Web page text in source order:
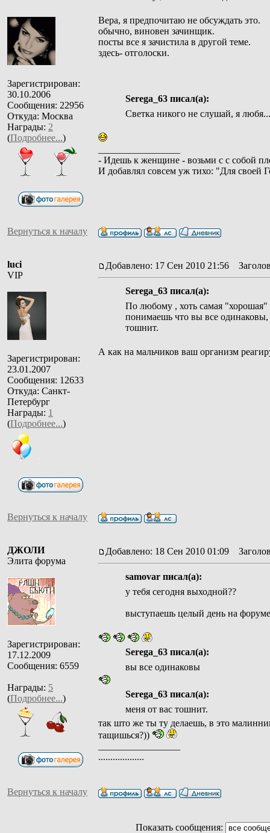
Зарегистрирован:
30.10.2006
Сообщения: 22956
Откуда: Москва
Награды: 2
(Подробнее...)
Вера, я предпочитаю не обсуждать это.
обычно, виновен зачинщик.
посты все я зачистила в другой теме.
здесь- отголоски.
Serega_63 писал(а):
Светка никого не слушай, я
- Идешь к женщине - возьми с с собой
И добавлял совсем уж тихо: "Для своей
Вернуться к началу
luci
VIP
Зарегистрирован:
23.01.2007
Сообщения: 12633
Откуда: Санкт-
Петербург
Награды: 1
(Подробнее...)
Добавлено: 17 Сен 2010 21:56
Serega_63 писал(а):
По любому , хоть самая "хорошая"
понимаешь что вы все
тошнит.
А как на мальчиков ваш организм
Вернуться к началу
ДЖОЛИ
Элита форума
Зарегистрирован:
17.12.2009
Сообщения: 6559
Награды: 5
(Подробнее...)
Добавлено: 18 Сен 2010 01:09
samovar писал(а):
у тебя сегодня выходной??
выступаешь целый день на
Serega_63 писал(а):
вы все одинаковы
Serega_63 писал(а):
меня от вас тошнит.
так што же ты ту делаешь, в это
тащишься?))
...................
Вернуться к началу
Показать сообщения: